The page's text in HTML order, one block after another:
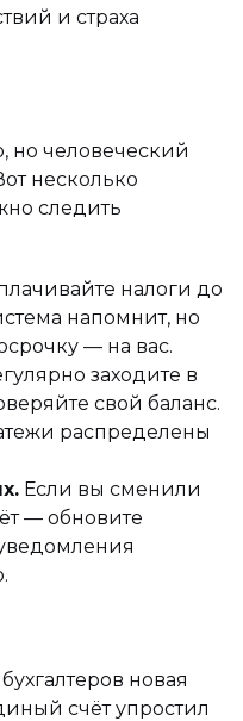
и страха
но человеческий
несколько
следить
налоги до
напомнит, но
— на вас.
заходите в
свой баланс.
распределены
Если вы сменили
— обновите
новая
счёт упростил